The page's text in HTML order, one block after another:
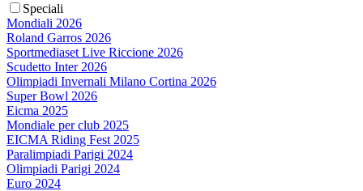
Speciali
Mondiali 2026
Roland Garros 2026
Sportmediaset Live Riccione 2026
Scudetto Inter 2026
Olimpiadi Invernali Milano Cortina 2026
Super Bowl 2026
Eicma 2025
Mondiale per club 2025
EICMA Riding Fest 2025
Paralimpiadi Parigi 2024
Olimpiadi Parigi 2024
Euro 2024